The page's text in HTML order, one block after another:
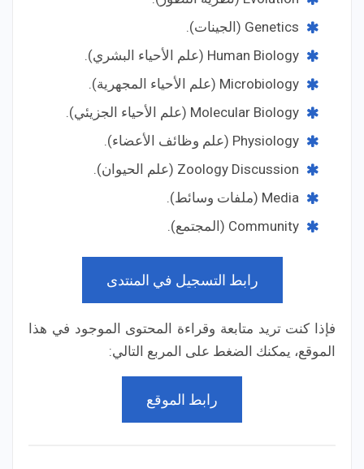
Genetics (الجينات).
Human Biology (علم الأحياء البشري).
Microbiology (علم الأحياء المجهرية).
Molecular Biology (علم الأحياء الجزيئي).
Physiology (علم وظائف الأعضاء).
Zoology Discussion (علم الحيوان).
Media (ملفات وسائط).
Community (المجتمع).
رابط التسجيل في المنتدى
فإذا كنت تريد متابعة وقراءة المحتوى الموجود في هذا
الموقع، يمكنك الضغط على المربع التالي:
رابط الموقع